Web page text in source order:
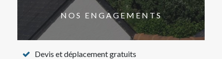
NOS ENGAGEMENTS
Devis et déplacement gratuits